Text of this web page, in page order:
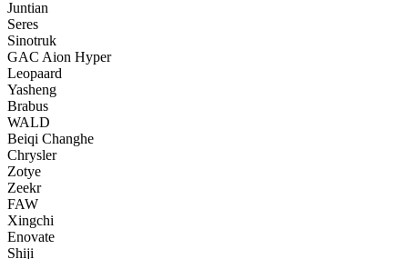
Juntian
Seres
Sinotruk
GAC Aion Hyper
Leopaard
Yasheng
Brabus
WALD
Beiqi Changhe
Chrysler
Zotye
Zeekr
FAW
Xingchi
Enovate
Shiji